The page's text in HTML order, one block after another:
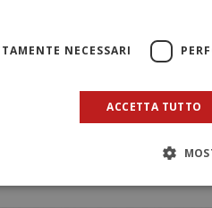
antiscivolo
Panettoncino di
NECESSARI
ACCETTA TUTTO